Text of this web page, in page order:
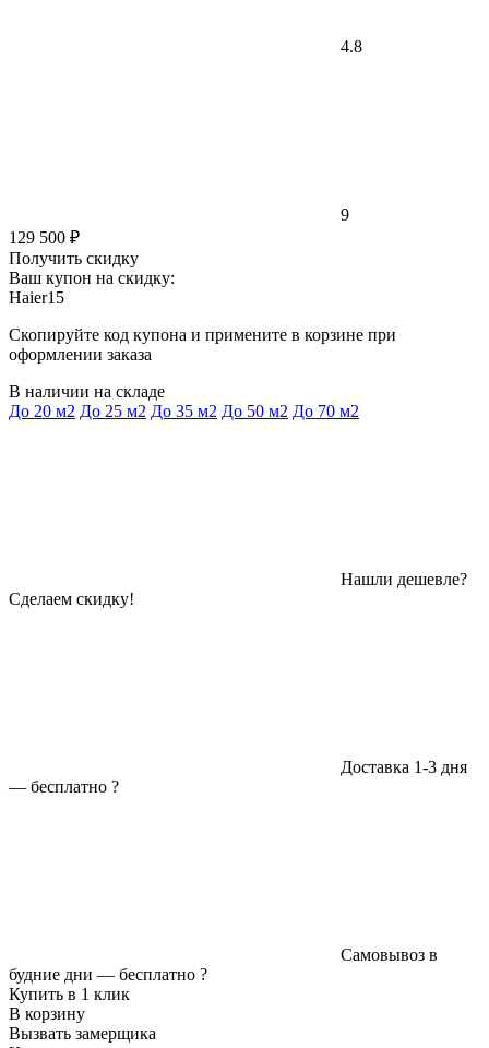
4.8
9
129 500 ₽
Получить скидку
Ваш купон на скидку:
Haier15
Скопируйте код купона и примените в корзине при
оформлении заказа
В наличии на складе
До 20 м2 До 25 м2 До 35 м2 До 50 м2 До 70 м2
Нашли дешевле?
Сделаем скидку!
Доставка 1-3 дня
— бесплатно ?
Самовывоз в
будние дни — бесплатно ?
Купить в 1 клик
В корзину
Вызвать замерщика